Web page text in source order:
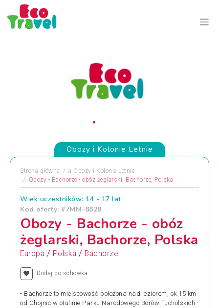
Obozy i Kolonie Letnie
Strona główna a Obozy i Kolonie Letnie
Obozy - Bachorze - obóz żeglarski, Bachorze, Polska
Wiek uczestników: 14 - 17 lat
Kod oferty: #7MM-8828
Obozy - Bachorze - obóz
żeglarski, Bachorze, Polska
Europa / Polska / Bachorze
Dodaj do schowka
- Bachorze to miejscowość położona nad jeziorem, ok 15 km
od Chojnic w otulinie Parku Narodowego Borów Tucholskich -